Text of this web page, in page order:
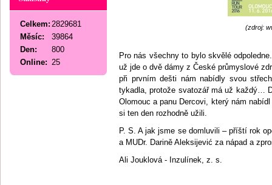
(zdroj:
Pro nás všechny to bylo skvělé
už jde o dvě dámy z České průmyslové
při prvním dešti nám nabídly svou
tykadla, protože svatozář má už každý…
Olomouc a panu Dercovi, který nám
si ten den rozhodně užili.
P. S. A jak jsme se domluvili – příští rok
a MUDr. Darině Aleksijević za nápad a
Ali Jouklová - Inzulínek, z. s.
Online: 25
Celkem: 2829681
Měsíc:
39864
Den:
800